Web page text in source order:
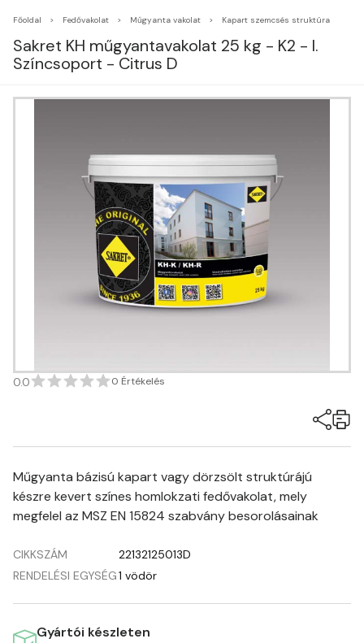
Főoldal Fedővakolat Műgyanta vakolat Kapart szemcsés struktúra
Sakret KH műgyantavakolat 25 kg - K2 - I.
Színcsoport - Citrus D
0.0 0 Értékelés
Műgyanta bázisú kapart vagy dörzsölt struktúrájú
készre kevert színes homlokzati fedővakolat, mely
megfelel az MSZ EN 15824 szabvány besorolásainak
CIKKSZÁM
22132125013D
RENDELÉSI EGYSÉG1 vödör
Gyártói készleten